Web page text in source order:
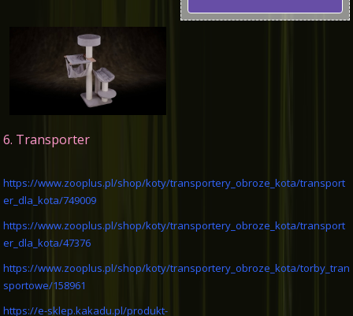
6. Transporter
https://www.zooplus.pl/shop/koty/transportery_obroze_kota/transport
er_dla_kota/749009
https://www.zooplus.pl/shop/koty/transportery_obroze_kota/transport
er_dla_kota/47376
https://www.zooplus.pl/shop/koty/transportery_obroze_kota/torby_tran
sportowe/158961
https://e-sklep.kakadu.pl/produkt-